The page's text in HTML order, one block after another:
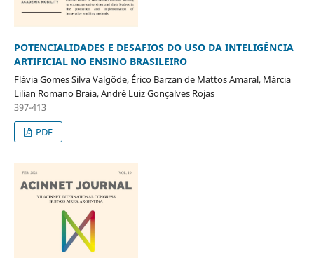
POTENCIALIDADES E DESAFIOS DO USO DA INTELIGÊNCIA
ARTIFICIAL NO ENSINO BRASILEIRO
Flávia Gomes Silva Valgôde, Érico Barzan de Mattos Amaral, Márcia
Lilian Romano Braia, André Luiz Gonçalves Rojas
397-413
PDF